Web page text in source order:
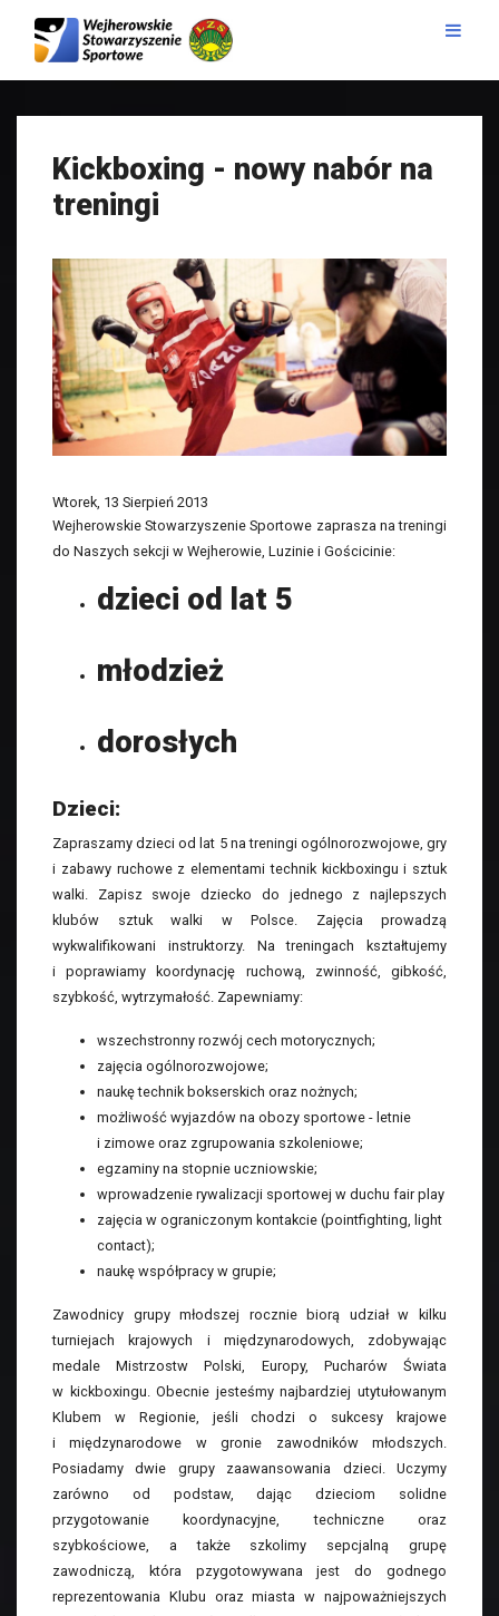
Kickboxing - nowy nabór na
treningi
Wtorek, 13 Sierpień 2013
Wejherowskie Stowarzyszenie Sportowe zaprasza na treningi
do Naszych sekcji w Wejherowie, Luzinie i Gościcinie:
dzieci od lat 5
młodzież
dorosłych
Dzieci:
Zapraszamy dzieci od lat 5 na treningi ogólnorozwojowe, gry
i zabawy ruchowe z elementami technik kickboxingu i sztuk
walki. Zapisz swoje dziecko do jednego z najlepszych
klubów sztuk walki w Polsce. Zajęcia prowadzą
wykwalifikowani instruktorzy. Na treningach kształtujemy
i poprawiamy koordynację ruchową, zwinność, gibkość,
szybkość, wytrzymałość. Zapewniamy:
wszechstronny rozwój cech motorycznych;
zajęcia ogólnorozwojowe;
naukę technik bokserskich oraz nożnych;
możliwość wyjazdów na obozy sportowe - letnie
i zimowe oraz zgrupowania szkoleniowe;
egzaminy na stopnie uczniowskie;
wprowadzenie rywalizacji sportowej w duchu fair play
zajęcia w ograniczonym kontakcie (pointfighting, light
contact);
naukę współpracy w grupie;
Zawodnicy grupy młodszej rocznie biorą udział w kilku
turniejach krajowych i międzynarodowych, zdobywając
medale Mistrzostw Polski, Europy, Pucharów Świata
w kickboxingu. Obecnie jesteśmy najbardziej utytułowanym
Klubem w Regionie, jeśli chodzi o sukcesy krajowe
i międzynarodowe w gronie zawodników młodszych.
Posiadamy dwie grupy zaawansowania dzieci. Uczymy
zarówno od podstaw, dając dzieciom solidne
przygotowanie koordynacyjne, techniczne oraz
szybkościowe, a także szkolimy sepcjalną grupę
zawodniczą, która pzygotowywana jest do godnego
reprezentowania Klubu oraz miasta w najpoważniejszych